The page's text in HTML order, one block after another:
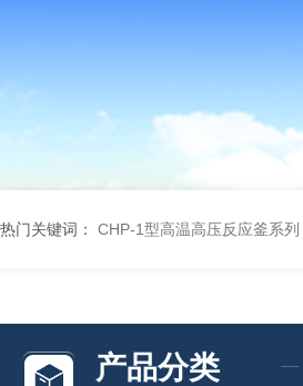
热门关键词： CHP-1型高温高压反应釜系列
产品分类